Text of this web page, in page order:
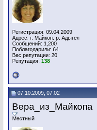
Регистрация: 09.04.2009
Адрес: г. Майкоп. р. Адыгея
Сообщений: 1,200
Поблагодарили: 64
Вес репутации: 20
Репутация: 138
07.10.2009, 07:02
Вера_из_Майкопа
Местный